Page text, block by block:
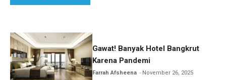
Gawat! Banyak Hotel Bangkrut
Karena Pandemi
Farrah Afsheena November 26, 2025